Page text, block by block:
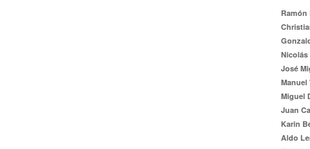
Ramón
Nicolás
José
Manuel
Miguel
Juan
Karin
Aldo